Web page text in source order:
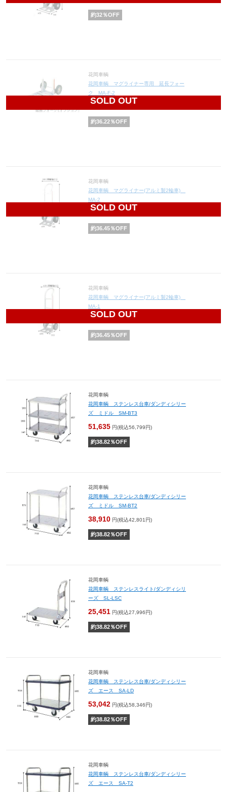
約32％OFF
SOLD OUT
花岡車輌
花岡車輌 マグライナー専用 延長フォー
ク MA-F-2
9,120
約36.22％OFF
SOLD OUT
花岡車輌
花岡車輌 マグライナー(アルミ製2輪車)
MA-2
33,744
約36.45％OFF
SOLD OUT
花岡車輌
花岡車輌 マグライナー(アルミ製2輪車)
MA-1
25,992
約36.45％OFF
花岡車輌
花岡車輌 ステンレス台車/ダンディシリー
ズ ミドル SM-BT3
51,635 円(税込56,799円)
約38.82％OFF
花岡車輌
花岡車輌 ステンレス台車/ダンディシリー
ズ ミドル SM-BT2
38,910 円(税込42,801円)
約38.82％OFF
花岡車輌
花岡車輌 ステンレスライト/ダンディシリ
ーズ SL-LSC
25,451 円(税込27,996円)
約38.82％OFF
花岡車輌
花岡車輌 ステンレス台車/ダンディシリー
ズ エース SA-LD
53,042 円(税込58,346円)
約38.82％OFF
花岡車輌
花岡車輌 ステンレス台車/ダンディシリー
ズ エース SA-T2